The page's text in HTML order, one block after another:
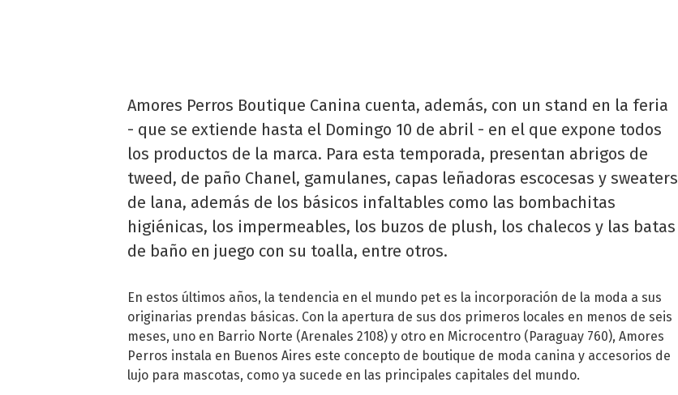
Amores Perros Boutique Canina cuenta, además, con un stand en la feria
- que se extiende hasta el Domingo 10 de abril - en el que expone todos
los productos de la marca. Para esta temporada, presentan abrigos de
tweed, de paño Chanel, gamulanes, capas leñadoras escocesas y sweaters
de lana, además de los básicos infaltables como las bombachitas
higiénicas, los impermeables, los buzos de plush, los chalecos y las batas
de baño en juego con su toalla, entre otros.
En estos últimos años, la tendencia en el mundo pet es la incorporación de la moda a sus
originarias prendas básicas. Con la apertura de sus dos primeros locales en menos de seis
meses, uno en Barrio Norte (Arenales 2108) y otro en Microcentro (Paraguay 760), Amores
Perros instala en Buenos Aires este concepto de boutique de moda canina y accesorios de
lujo para mascotas, como ya sucede en las principales capitales del mundo.